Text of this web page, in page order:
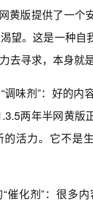
黄版提供了一个
望。这是一种
去寻求，本身就
调味剂”：好的
两年半网黄版
活力。它不是
催化剂”：很多